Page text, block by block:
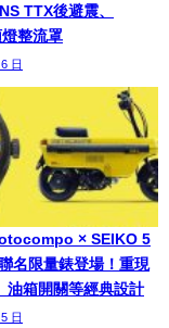
TTX後避震、
整流罩
日
× SEIKO 5
名限量錶登場！重現
油箱開關等經典設計
日